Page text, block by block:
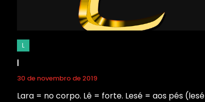
l
30 de novembro de 2019
Lara = no corpo. Lê = forte. Lesé = aos pés (lesé